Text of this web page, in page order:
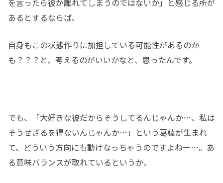
あるとするならば、
自身もこの状態作りに加担している可能性があるのか
も？？？と、考えるのがいいかなと、思ったんです。
でも、「大好きな彼だからそうしてるんじゃんか…、私は
そうせざるを得ないんじゃんか…」という葛藤が生まれ
て、どういう方向にも動けなっちゃうのですよねー…。あ
る意味バランスが取れているというか。